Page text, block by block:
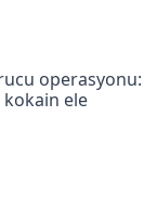
operasyonu:
ele